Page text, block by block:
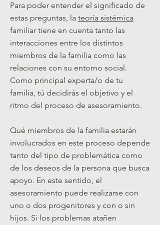
Para poder entender el significado de
estas preguntas, la teoría sistémica
familiar tiene en cuenta tanto las
interacciones entre los distintos
miembros de la familia como las
relaciones con su entorno social.
Como principal experta/o de tu
familia, tú decidirás el objetivo y el
ritmo del proceso de asesoramiento.
Qué miembros de la familia estarán
involucrados en este proceso depende
tanto del tipo de problemática como
de los deseos de la persona que busca
apoyo. En este sentido, el
asesoramiento puede realizarse con
uno o dos progenitores y con o sin
hijos. Si los problemas atañen